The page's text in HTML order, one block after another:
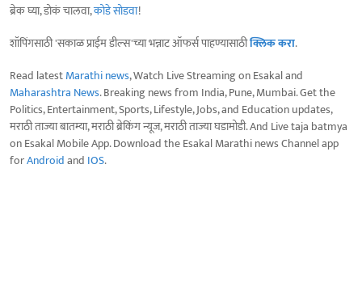
ब्रेक घ्या, डोकं चालवा,कोडे सोडवा!
शॉपिंगसाठी 'सकाळ प्राईम डील्स'च्या भन्नाट ऑफर्स पाहण्यासाठीक्लिक करा.
Read latestMarathi news, Watch Live Streaming on Esakal and
Maharashtra News. Breaking news from India, Pune, Mumbai. Get the
Politics, Entertainment, Sports, Lifestyle, Jobs, and Education updates,
मराठी ताज्या बातम्या, मराठी ब्रेकिंग न्यूज, मराठी ताज्या घडामोडी. And Live taja batmya
on Esakal Mobile App. Download the Esakal Marathi news Channel app
forAndroidand IOS.